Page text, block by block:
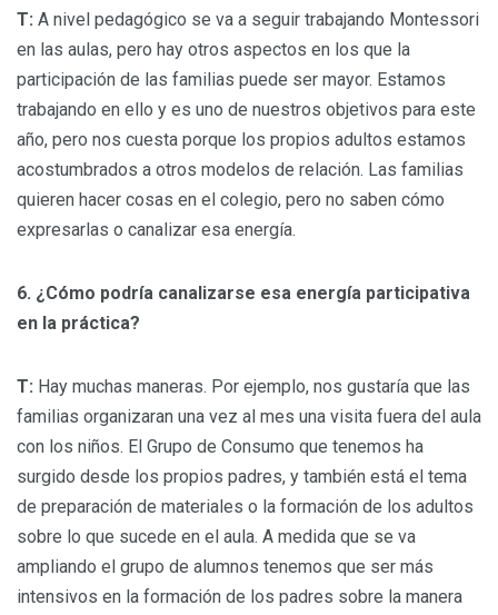
T: A nivel pedagógico se va a seguir trabajando Montessori
en las aulas, pero hay otros aspectos en los que la
participación de las familias puede ser mayor. Estamos
trabajando en ello y es uno de nuestros objetivos para este
año, pero nos cuesta porque los propios adultos estamos
acostumbrados a otros modelos de relación. Las familias
quieren hacer cosas en el colegio, pero no saben cómo
expresarlas o canalizar esa energía.
6. ¿Cómo podría canalizarse esa energía participativa
en la práctica?
T: Hay muchas maneras. Por ejemplo, nos gustaría que las
familias organizaran una vez al mes una visita fuera del aula
con los niños. El Grupo de Consumo que tenemos ha
surgido desde los propios padres, y también está el tema
de preparación de materiales o la formación de los adultos
sobre lo que sucede en el aula. A medida que se va
ampliando el grupo de alumnos tenemos que ser más
intensivos en la formación de los padres sobre la manera